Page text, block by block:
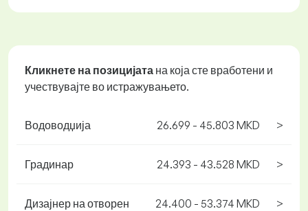
Кликнете на позицијата на која сте вработени и
учествувајте во истражувањето.
Водоводџија 26.699 - 45.803 MKD >
Градинар 24.393 - 43.528 MKD >
Дизајнер на отворен
24.400 - 53.374 MKD >